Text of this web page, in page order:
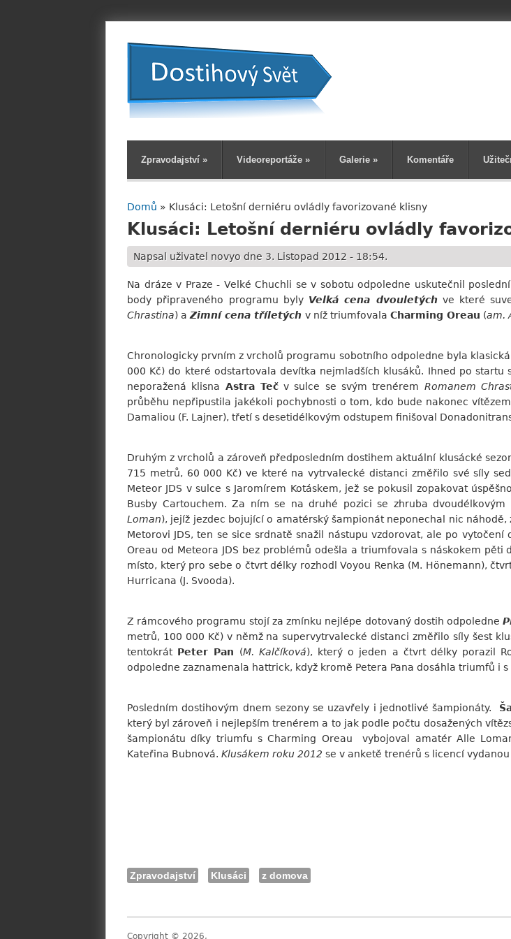
Zpravodajství » Videoreportáže » Galerie » Komentáře
Jste zde
Domů » Klusáci: Letošní derniéru ovládly favorizované klisny
Klusáci: Letošní derniéru ovládly
Napsal uživatel novyo dne 3. Listopad 2012 - 18:54.
Na dráze v Praze - Velké Chuchli se v sobotu odpoledne uskutečnil
body připraveného programu byly Velká cena dvouletých ve které
Chrastina) a Zimní cena tříletých v níž triumfovala Charming Oreau (am.
Chronologicky prvním z vrcholů programu sobotního odpoledne byla klasická
000 Kč) do které odstartovala devítka nejmladších klusáků. Ihned po
neporažená klisna Astra Tečv sulce se svým trenérem Romanem
průběhu nepřipustila jakékoli pochybnosti o tom, kdo bude nakonec
Damaliou (F. Lajner), třetí s desetidélkovým odstupem finišoval
Druhým z vrcholů a zároveň předposledním dostihem aktuální klusácké
715 metrů, 60 000 Kč) ve které na vytrvalecké distanci změřilo své síly
Meteor JDS v sulce s Jaromírem Kotáskem, jež se pokusil zopakovat
Busby Cartouchem. Za ním se na druhé pozici se zhruba
Loman), jejíž jezdec bojující o amatérský šampionát neponechal nic
Metorovi JDS, ten se sice srdnatě snažil nástupu vzdorovat, ale po
Oreau od Meteora JDS bez problémů odešla a triumfovala s náskokem
místo, který pro sebe o čtvrt délky rozhodl Voyou Renka (M. Hönemann),
Hurricana (J. Svooda).
Z rámcového programu stojí za zmínku nejlépe dotovaný dostih odpoledne
metrů, 100 000 Kč) v němž na supervytrvalecké distanci změřilo síly šest
tentokrát Peter Pan (M. Kalčíková), který o jeden a čtvrt délky porazil
odpoledne zaznamenala hattrick, když kromě Petera Pana dosáhla triumfů i
Posledním dostihovým dnem sezony se uzavřely i jednotlivé šampionáty.
který byl zároveň i nejlepším trenérem a to jak podle počtu dosažených
šampionátu díky triumfu s Charming Oreau vybojoval amatér Alle
Kateřina Bubnová. Klusákem roku 2012 se v anketě trenérů s licencí
Zpravodajství Klusáci z domova
Copyright © 2026,